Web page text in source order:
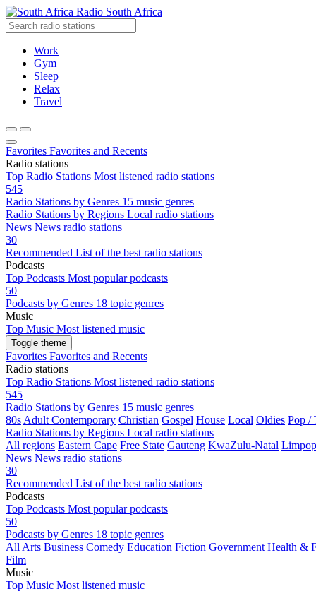
Radio South Africa
Work
Gym
Sleep
Relax
Travel
Favorites Favorites and Recents
Radio stations
Top Radio Stations Most listened radio stations
545
Radio Stations by Genres 15 music genres
Radio Stations by Regions Local radio stations
News News radio stations
30
Recommended List of the best radio stations
Podcasts
Top Podcasts Most popular podcasts
50
Podcasts by Genres 18 topic genres
Music
Top Music Most listened music
Toggle theme
Favorites Favorites and Recents
Radio stations
Top Radio Stations Most listened radio stations
545
Radio Stations by Genres 15 music genres
80s Adult Contemporary Christian Gospel House Local Oldies Pop /
Radio Stations by Regions Local radio stations
All regions Eastern Cape Free State Gauteng KwaZulu-Natal
News News radio stations
30
Recommended List of the best radio stations
Podcasts
Top Podcasts Most popular podcasts
50
Podcasts by Genres 18 topic genres
All Arts Business Comedy Education Fiction Government Health &
Film
Music
Top Music Most listened music